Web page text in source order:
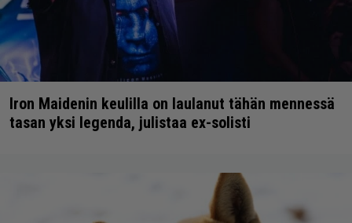
Iron Maidenin keulilla on laulanut tähän mennessä
tasan yksi legenda, julistaa ex-solisti